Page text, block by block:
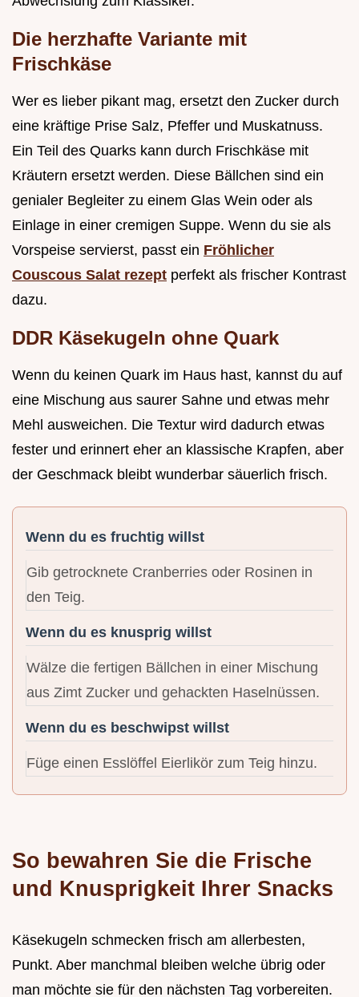
Die herzhafte Variante mit
Frischkäse
Wer es lieber pikant mag, ersetzt den Zucker durch
eine kräftige Prise Salz, Pfeffer und Muskatnuss.
Ein Teil des Quarks kann durch Frischkäse mit
Kräutern ersetzt werden. Diese Bällchen sind ein
genialer Begleiter zu einem Glas Wein oder als
Einlage in einer cremigen Suppe. Wenn du sie als
Vorspeise servierst, passt ein Fröhlicher
Couscous Salat rezept perfekt als frischer Kontrast
dazu.
DDR Käsekugeln ohne Quark
Wenn du keinen Quark im Haus hast, kannst du auf
eine Mischung aus saurer Sahne und etwas mehr
Mehl ausweichen. Die Textur wird dadurch etwas
fester und erinnert eher an klassische Krapfen, aber
der Geschmack bleibt wunderbar säuerlich frisch.
Wenn du es fruchtig willst
Gib getrocknete Cranberries oder Rosinen in
den Teig.
Wenn du es knusprig willst
Wälze die fertigen Bällchen in einer Mischung
aus Zimt Zucker und gehackten Haselnüssen.
Wenn du es beschwipst willst
Füge einen Esslöffel Eierlikör zum Teig hinzu.
So bewahren Sie die Frische
und Knusprigkeit Ihrer Snacks
Käsekugeln schmecken frisch am allerbesten,
Punkt. Aber manchmal bleiben welche übrig oder
man möchte sie für den nächsten Tag vorbereiten.